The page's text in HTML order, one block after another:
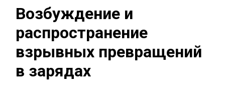
Возбуждение и
распространение
взрывных превращений
в зарядах